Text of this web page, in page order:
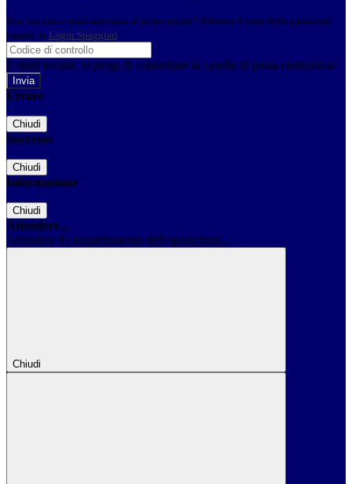
Non hai una e-mail associata al nome utente? Effettua il reset della password
tramite la Login Spaggiari
E-mail inviata, si prega di controllare la casella di posta elettronica!
Errore
Chiudi
Successo
Chiudi
Informazione
Chiudi
Attendere...
Attendere il completamento dell'operazione...
Chiudi